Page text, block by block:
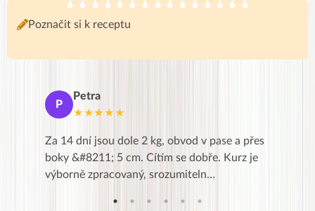
Poznačit si k receptu
P
Petra
★★★★★
Za 14 dní jsou dole 2 kg, obvod v pase a přes
boky &#8211; 5 cm. Cítím se dobře. Kurz je
výborně zpracovaný, srozumiteln…